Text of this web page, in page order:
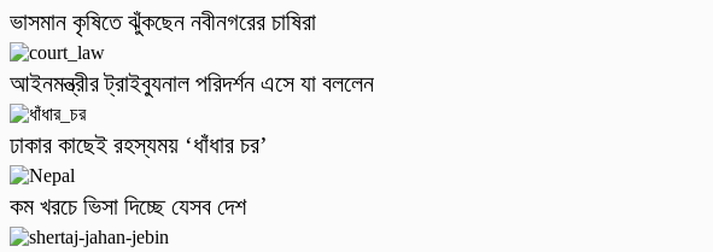
ভাসমান কৃষিতে ঝুঁকছেন নবীনগরের চাষিরা
আইনমন্ত্রীর ট্রাইব্যুনাল পরিদর্শন এসে যা বললেন
ঢাকার কাছেই রহস্যময় ‘ধাঁধার চর’
কম খরচে ভিসা দিচ্ছে যেসব দেশ